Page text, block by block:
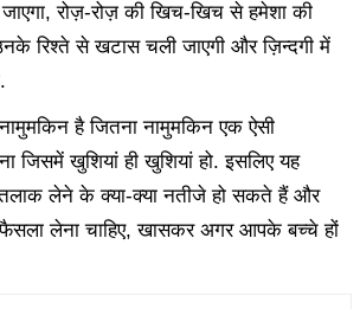
रोज़-रोज़ की खिच-खिच से हमेशा की
रिश्ते से खटास चली जाएगी और ज़िन्दगी में
है जितना नामुमकिन एक ऐसी
जिसमें खुशियां ही खुशियां हो. इसलिए यह
लेने के क्या-क्या नतीजे हो सकते हैं और
लेना चाहिए, खासकर अगर आपके बच्चे हों